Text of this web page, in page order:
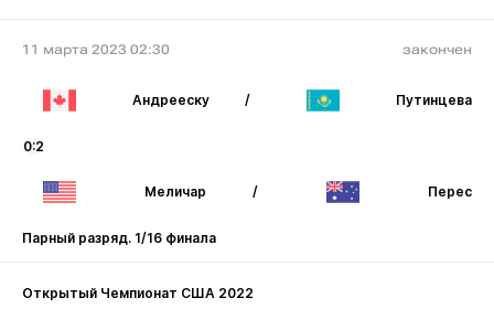
11 марта 2023 02:30 закончен
Андрееску / Путинцева
0:2
Меличар / Перес
Парный разряд. 1/16 финала
Открытый Чемпионат США 2022